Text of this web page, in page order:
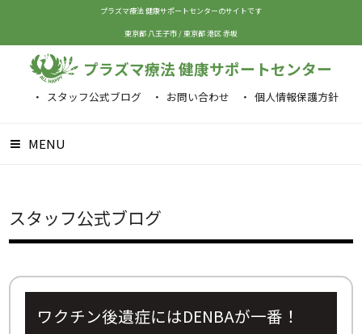
プラズマ療法 健康サポートセンターのサイトです
東京都 八王子市/東京都 港区 赤坂
プラズマ療法 健康サポートセンター
スタッフ公式ブログ お問い合わせ 個人情報保護方針
MENU
スタッフ公式ブログ
ワクチン後遺症にはDENBAが一番！